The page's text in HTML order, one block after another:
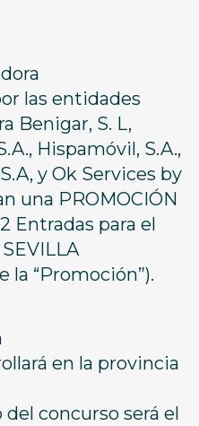
las entidades
Benigar, S. L,
Hispamóvil, S.A.,
y Ok Services by
una PROMOCIÓN
Entradas para el
la “Promoción”).
en la provincia
concurso será el